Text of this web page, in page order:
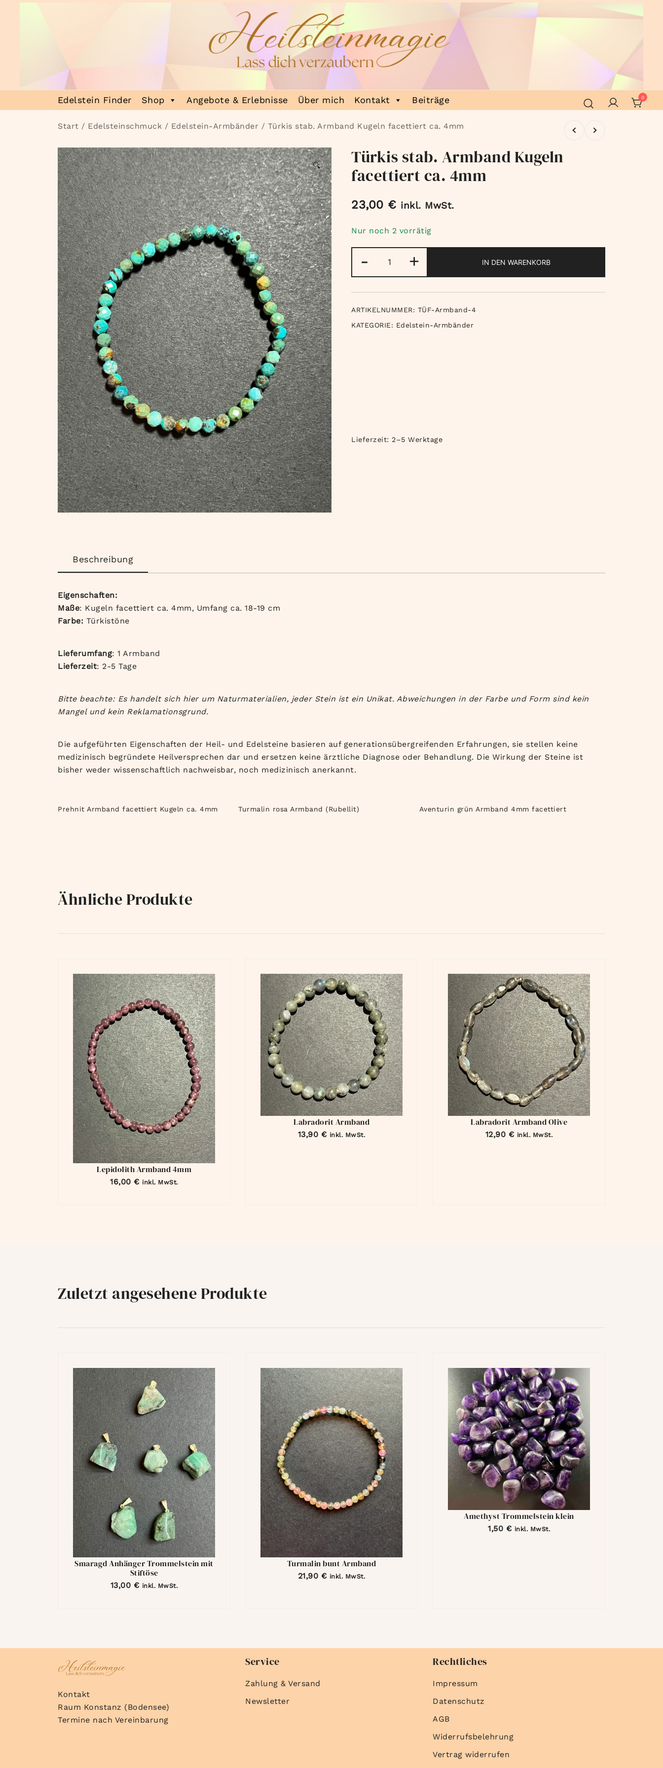
Heilsteinmagie
Lass dich verzaubern
Edelstein Finder Shop Angebote & Erlebnisse Über mich Kontakt Beiträge 0
Start / Edelsteinschmuck / Edelstein-Armbänder / Türkis stab. Armband Kugeln facettiert ca. 4mm
🔍
Türkis stab. Armband Kugeln
facettiert ca. 4mm
23,00 € inkl. MwSt.
Nur noch 2 vorrätig
-
stab.
Armband
Kugeln
facettiert
4mm
+ IN DEN WARENKORB
ARTIKELNUMMER: TÜF-Armband-4
KATEGORIE: Edelstein-Armbänder
Lieferzeit: 2–5 Werktage
Beschreibung
Eigenschaften:
Maße: Kugeln facettiert ca. 4mm, Umfang ca. 18-19 cm
Farbe: Türkistöne
Lieferumfang: 1 Armband
Lieferzeit: 2-5 Tage
Bitte beachte: Es handelt sich hier um Naturmaterialien, jeder Stein ist ein Unikat. Abweichungen in der Farbe und Form sind kein
Mangel und kein Reklamationsgrund.
Die aufgeführten Eigenschaften der Heil- und Edelsteine basieren auf generationsübergreifenden Erfahrungen, sie stellen keine
medizinisch begründete Heilversprechen dar und ersetzen keine ärztliche Diagnose oder Behandlung. Die Wirkung der Steine ist
bisher weder wissenschaftlich nachweisbar, noch medizinisch anerkannt.
Prehnit Armband facettiert Kugeln ca. 4mm Turmalin rosa Armband (Rubellit) Aventurin grün Armband 4mm facettiert
Ähnliche Produkte
Lepidolith Armband 4mm
16,00 € inkl. MwSt.
Labradorit Armband
13,90 € inkl. MwSt.
Labradorit Armband Olive
12,90 € inkl. MwSt.
Zuletzt angesehene Produkte
Smaragd Anhänger Trommelstein mit
Stiftöse
13,00 € inkl. MwSt.
Turmalin bunt Armband
21,90 € inkl. MwSt.
Amethyst Trommelstein klein
1,50 € inkl. MwSt.
Kontakt
Raum Konstanz (Bodensee)
Termine nach Vereinbarung
Service
Zahlung & Versand
Newsletter
Rechtliches
Impressum
Datenschutz
AGB
Widerrufsbelehrung
Vertrag widerrufen